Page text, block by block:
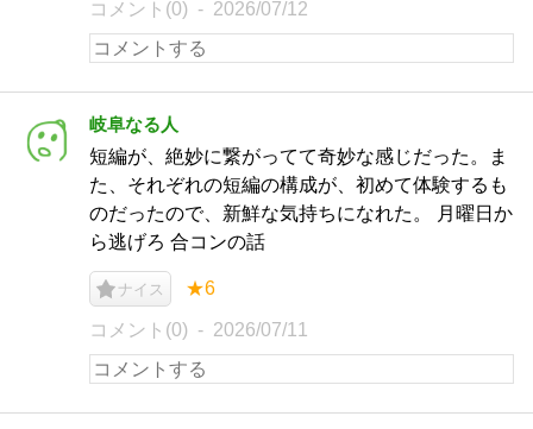
コメント(0) 2026/07/12
岐阜なる人
短編が、絶妙に繋がってて奇妙な感じだった。ま
た、それぞれの短編の構成が、初めて体験するも
のだったので、新鮮な気持ちになれた。 月曜日か
ら逃げろ 合コンの話
ナイス ★6
コメント(0) 2026/07/11